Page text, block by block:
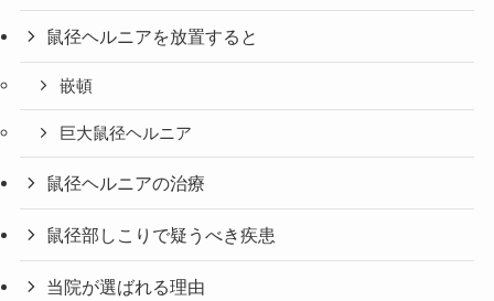
鼠径ヘルニアを放置すると
嵌頓
巨大鼠径ヘルニア
鼠径ヘルニアの治療
鼠径部しこりで疑うべき疾患
当院が選ばれる理由